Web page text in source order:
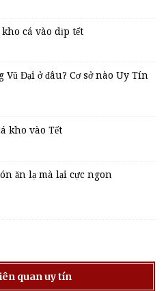
kho cá vào dịp tết
Vũ Đại ở đâu? Cơ sở nào Uy Tín
kho vào Tết
ăn lạ mà lại cực ngon
quan uy tín